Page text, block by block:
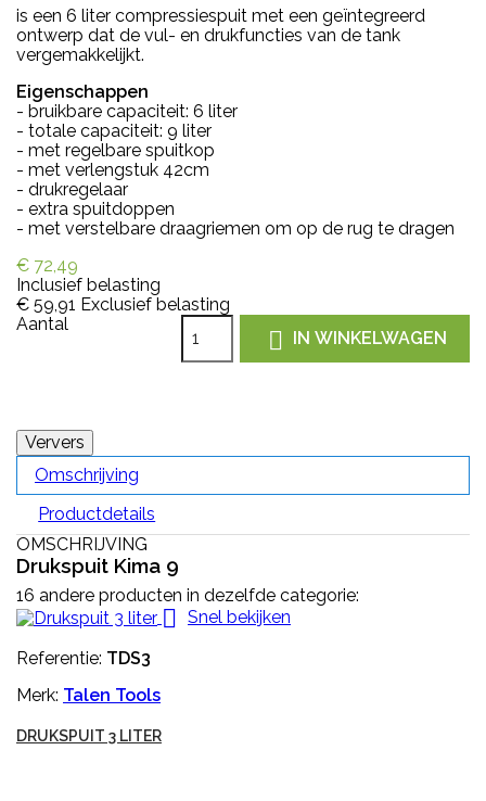
is een 6 liter compressiespuit met een geïntegreerd
ontwerp dat de vul- en drukfuncties van de tank
vergemakkelijkt.
Eigenschappen
- bruikbare capaciteit: 6 liter
- totale capaciteit: 9 liter
- met regelbare spuitkop
- met verlengstuk 42cm
- drukregelaar
- extra spuitdoppen
- met verstelbare draagriemen om op de rug te dragen
€ 72,49
Inclusief belasting
€ 59,91 Exclusief belasting
Aantal
 IN WINKELWAGEN
Omschrijving
Productdetails
OMSCHRIJVING
Drukspuit Kima 9
16 andere producten in dezelfde categorie:
 Snel bekijken
Referentie: TDS3
Merk: Talen Tools
DRUKSPUIT 3 LITER